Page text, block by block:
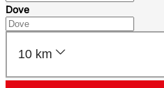
Dove
10 km